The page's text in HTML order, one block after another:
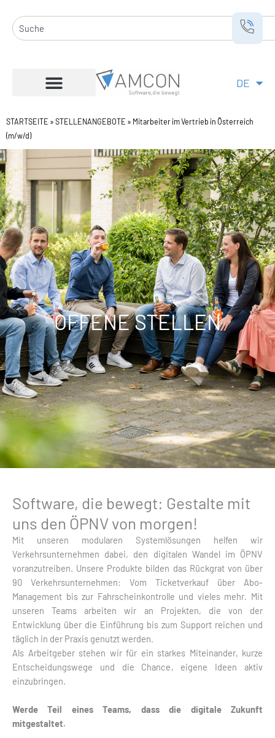
Inhalt
springen
Suche
DE
EN
STARTSEITE » STELLENANGEBOTE » Mitarbeiter im Vertrieb in Österreich
(m/w/d)
OFFENE STELLEN
Software, die bewegt: Gestalte mit
uns den ÖPNV von morgen!
Mit unseren modularen Systemlösungen helfen wir
Verkehrsunternehmen dabei, den digitalen Wandel im ÖPNV
voranzutreiben. Unsere Produkte bilden das Rückgrat von über
90 Verkehrsunternehmen: Vom Ticketverkauf über Abo-
Management bis zur Fahrscheinkontrolle und vieles mehr. Mit
unseren Teams arbeiten wir an Projekten, die von der
Entwicklung über die Einführung bis zum Support reichen und
täglich in der Praxis genutzt werden.
Als Arbeitgeber stehen wir für ein starkes Miteinander, kurze
Entscheidungswege und die Chance, eigene Ideen aktiv
einzubringen.
Werde Teil eines Teams, dass die digitale Zukunft
mitgestaltet.